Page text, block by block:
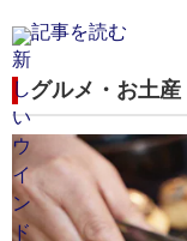
記事を読む
グルメ・お土産